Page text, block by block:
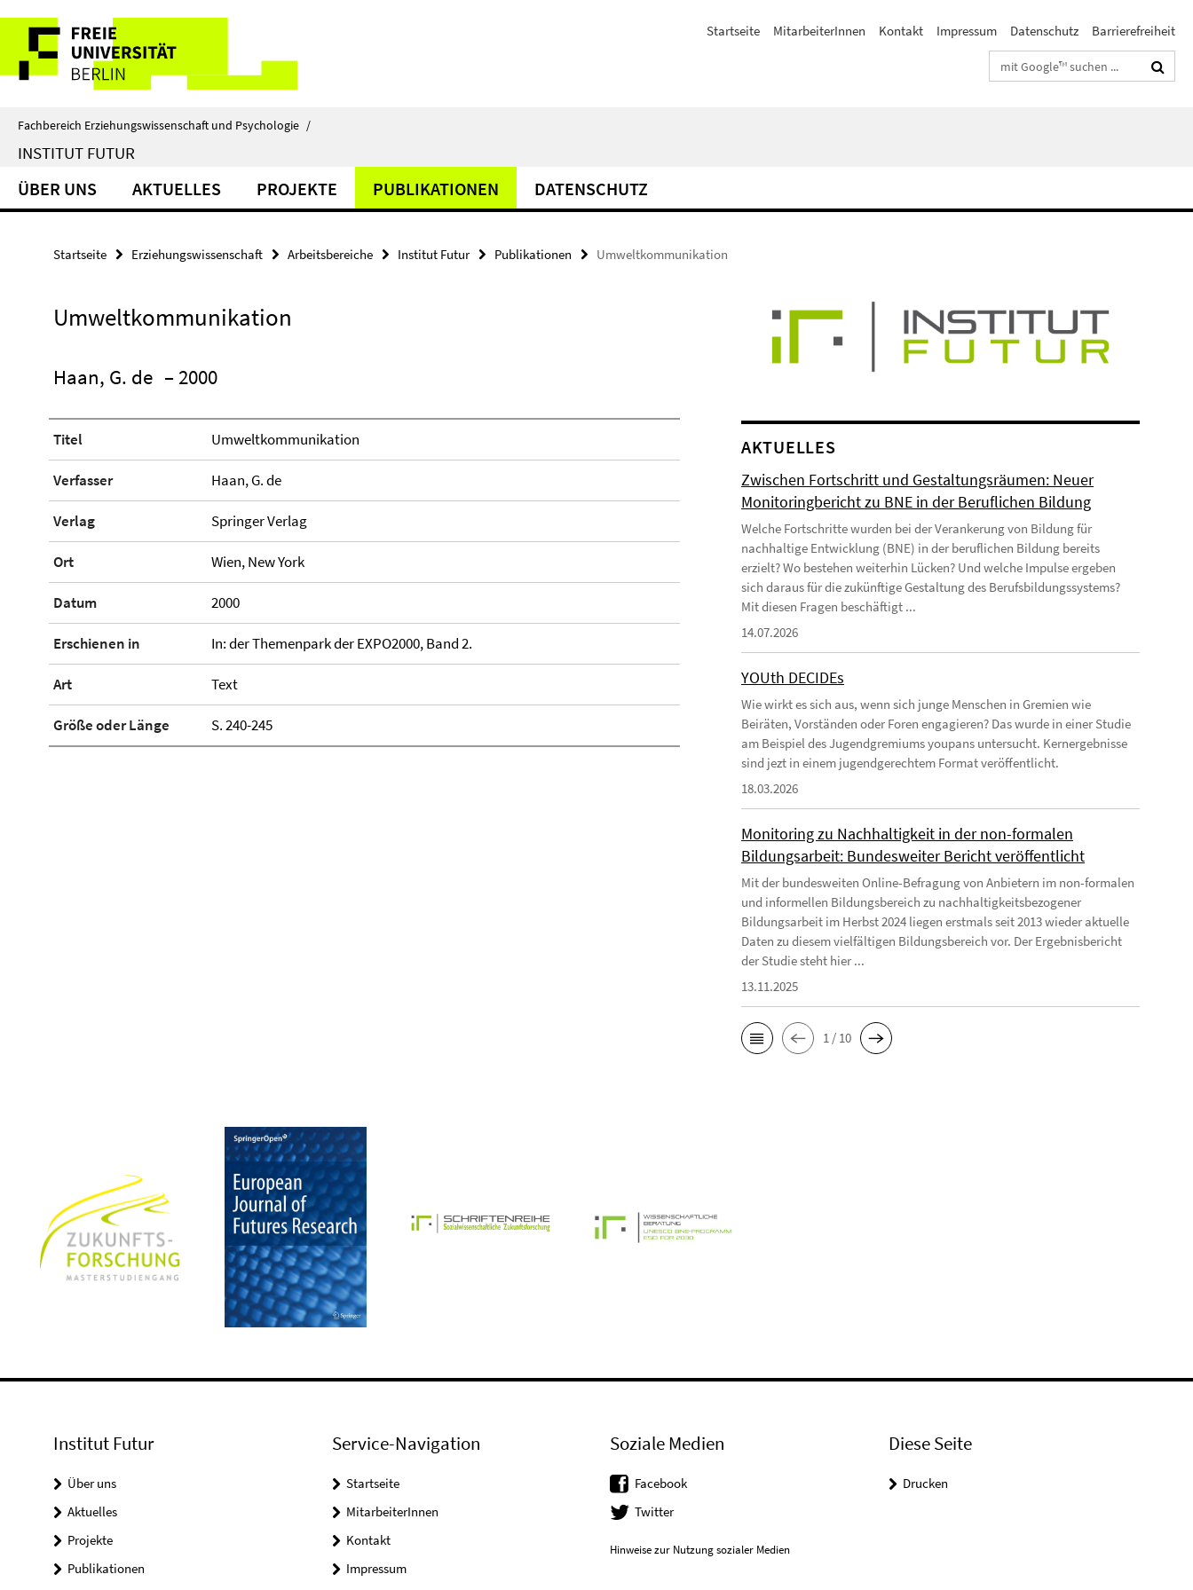
direkt
Inhalt
Service-
Navigation
Startseite MitarbeiterInnen Kontakt Impressum Datenschutz
Barrierefreiheit
Suchbegriffe
Fachbereich Erziehungswissenschaft und Psychologie /
INSTITUT FUTUR
ÜBER UNS AKTUELLES PROJEKTE PUBLIKATIONEN DATENSCHUTZ
Startseite Erziehungswissenschaft Arbeitsbereiche Institut Futur Publikationen Umweltkommunikation
Umweltkommunikation
Haan, G. de – 2000
Titel Umweltkommunikation
Verfasser Haan, G. de
Verlag Springer Verlag
Ort Wien, New York
Datum 2000
Erschienen in In: der Themenpark der EXPO2000, Band 2.
Art Text
Größe oder Länge S. 240-245
AKTUELLES
Zwischen Fortschritt und Gestaltungsräumen: Neuer
Monitoringbericht zu BNE in der Beruflichen Bildung
Welche Fortschritte wurden bei der Verankerung von Bildung für
nachhaltige Entwicklung (BNE) in der beruflichen Bildung bereits
erzielt? Wo bestehen weiterhin Lücken? Und welche Impulse ergeben
sich daraus für die zukünftige Gestaltung des Berufsbildungssystems?
Mit diesen Fragen beschäftigt ...
14.07.2026
YOUth DECIDEs
Wie wirkt es sich aus, wenn sich junge Menschen in Gremien wie
Beiräten, Vorständen oder Foren engagieren? Das wurde in einer Studie
am Beispiel des Jugendgremiums youpans untersucht. Kernergebnisse
sind jezt in einem jugendgerechtem Format veröffentlicht.
18.03.2026
Monitoring zu Nachhaltigkeit in der non-formalen
Bildungsarbeit: Bundesweiter Bericht veröffentlicht
Mit der bundesweiten Online-Befragung von Anbietern im non-formalen
und informellen Bildungsbereich zu nachhaltigkeitsbezogener
Bildungsarbeit im Herbst 2024 liegen erstmals seit 2013 wieder aktuelle
Daten zu diesem vielfältigen Bildungsbereich vor. Der Ergebnisbericht
der Studie steht hier ...
13.11.2025
1 / 10
Institut Futur
Über uns
Aktuelles
Projekte
Publikationen
Service-Navigation
Startseite
MitarbeiterInnen
Kontakt
Impressum
Soziale Medien
Facebook
Twitter
Hinweise zur Nutzung sozialer Medien
Diese Seite
Drucken